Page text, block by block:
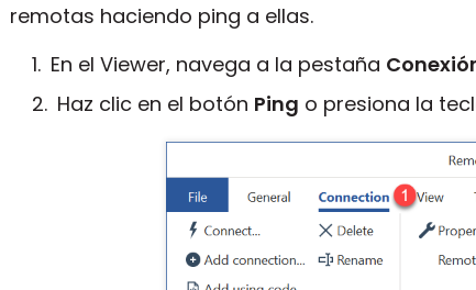
remotas haciendo ping a ellas.
En el Viewer, navega a la pestaña
Haz clic en el botón Ping o presiona la